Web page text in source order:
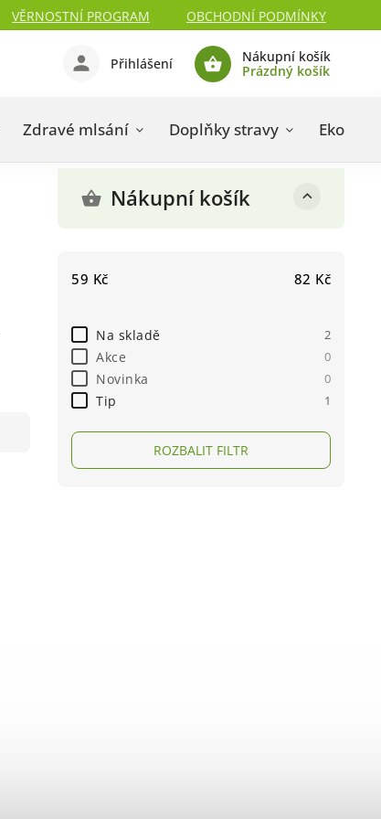
VĚRNOSTNÍ PROGRAM OBCHODNÍ PODMÍNKY
Nákupní košík
Prázdný košík
Přihlášení
Zdravé mlsání Doplňky stravy Eko
Nákupní košík
59 Kč 82 Kč
Na skladě 2
Akce 0
Novinka 0
Tip 1
ROZBALIT FILTR